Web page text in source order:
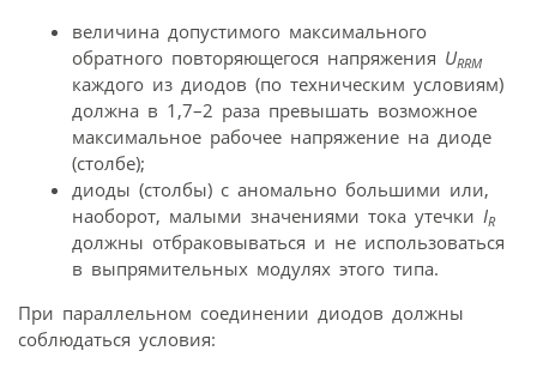
величина допустимого максимального
обратного повторяющегося напряжения URRM
каждого из диодов (по техническим условиям)
должна в 1,7–2 раза превышать возможное
максимальное рабочее напряжение на диоде
(столбе);
диоды (столбы) с аномально большими или,
наоборот, малыми значениями тока утечки IR
должны отбраковываться и не использоваться
в выпрямительных модулях этого типа.
При параллельном соединении диодов должны
соблюдаться условия: